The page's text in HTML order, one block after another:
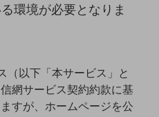
環境が必要となりま
（以下「本サービス」と
網サービス契約約款に基
すが、ホームページを公